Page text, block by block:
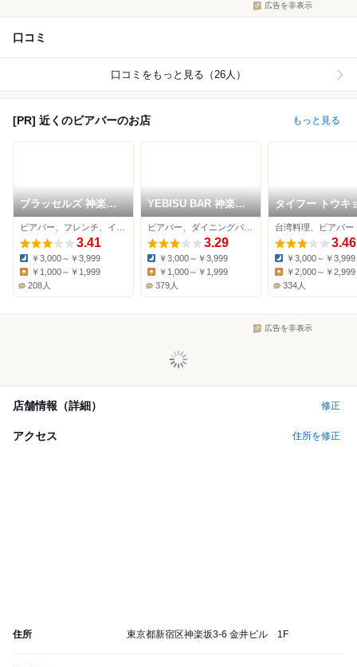
広告を非表示
口コミ
口コミをもっと見る（26人）
[PR] 近くのビアバーのお店 もっと見る
ブラッセルズ 神楽坂
店
3.41
Dinner:
￥3,000～￥3,999
￥1,000～￥1,999
208人
YEBISU BAR 神楽坂
店
3.29
Dinner:
￥3,000～￥3,999
￥1,000～￥1,999
379人
タイフー トウキ
台湾料理、ビアバー
3.46
Dinner:
￥3,000～￥3,999
￥2,000～￥2,999
334人
広告を非表示
店舗情報（詳細） 修正
アクセス 住所を修正
住所 東京都新宿区神楽坂3-6 金井ビル 1F